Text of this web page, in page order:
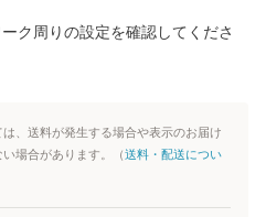
ク周りの設定を確認してくださ
、送料が発生する場合や表示のお届け
場合があります。（送料・配送につい